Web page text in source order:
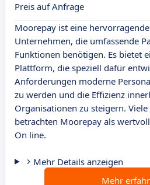
Preis auf Anfrage
Moorepay ist eine
Unternehmen, die umfassende
Funktionen benötigen. Es bietet
Plattform, die speziell dafür
Anforderungen moderne
zu werden und die Effizienz
Organisationen zu steigern.
betrachten Moorepay als
On line.
Mehr Details anzeigen
Mehr